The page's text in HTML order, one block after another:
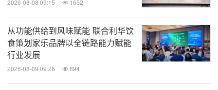
2026-08-08 09:15 1652
从功能供给到风味赋能 联合利华饮
食策划家乐品牌以全链路能力赋能
行业发展
2026-08-09 09:26 894